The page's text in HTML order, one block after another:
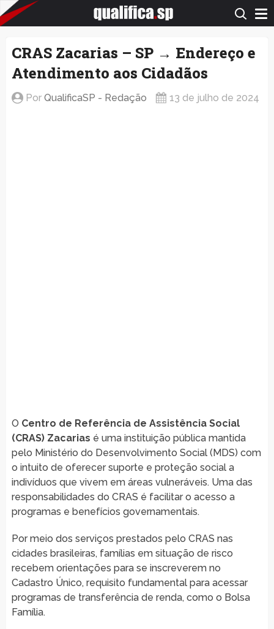
QualificaSP.com
CRAS Zacarias – SP → Endereço e
Atendimento aos Cidadãos
Por QualificaSP - Redação 13 de julho de 2024
O Centro de Referência de Assistência Social
(CRAS) Zacarias é uma instituição pública mantida
pelo Ministério do Desenvolvimento Social (MDS) com
o intuito de oferecer suporte e proteção social a
indivíduos que vivem em áreas vulneráveis. Uma das
responsabilidades do CRAS é facilitar o acesso a
programas e benefícios governamentais.
Por meio dos serviços prestados pelo CRAS nas
cidades brasileiras, famílias em situação de risco
recebem orientações para se inscreverem no
Cadastro Único, requisito fundamental para acessar
programas de transferência de renda, como o Bolsa
Família.